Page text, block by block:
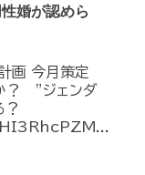
婚が認めら
画 今月策定
？ ”ジェンダ
？